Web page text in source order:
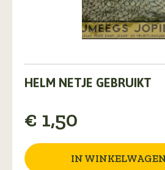
HELM NETJE GEBRUIKT
€ 1,50
IN